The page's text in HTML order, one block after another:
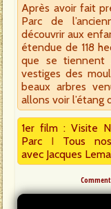
Après avoir fait
Parc de
découvrir aux
étendue de 118
que se tiennent
vestiges des
beaux arbres
allons voir l’étang
1er film : Visite
Parc I Tous
avec Jacques